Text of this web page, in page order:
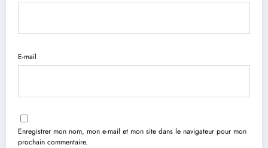
E-mail
Enregistrer mon nom, mon e-mail et mon site dans le navigateur pour mon
prochain commentaire.